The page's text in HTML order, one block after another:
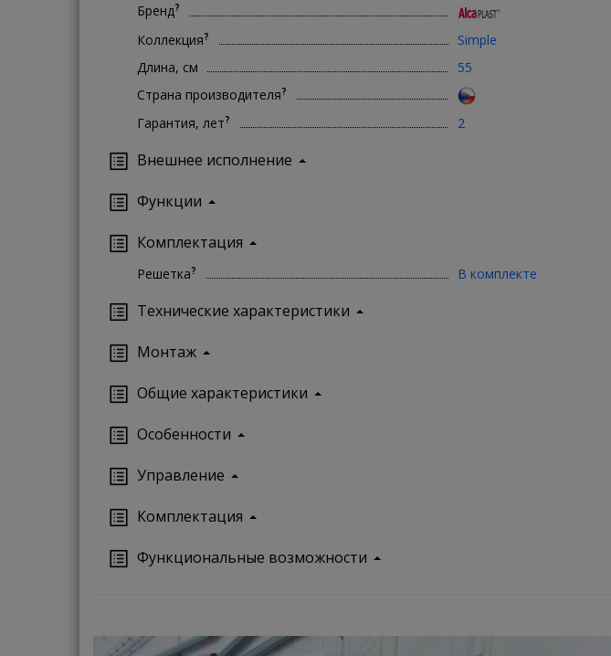
Бренд?
Коллекция?
Simple
Длина, см
55
Страна производителя?
Гарантия, лет? 2
Внешнее исполнение
Функции
Комплектация
Решетка? В комплекте
Технические характеристики
Монтаж
Oбщие характеристики
Особенности
Управление
Кoмплектация
Функциональные возможности